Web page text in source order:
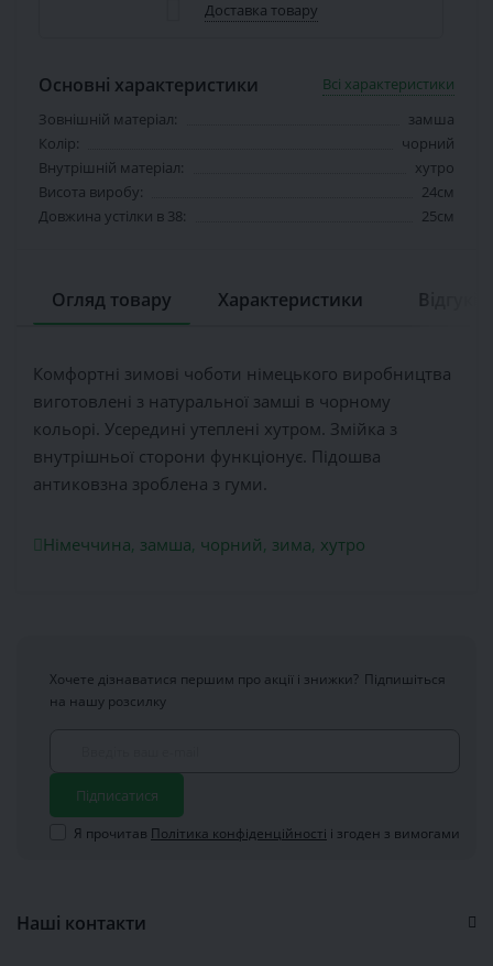
Доставка товару
Основні характеристики
Всі характеристики
Зовнішній матеріал:
замша
Колір:
чорний
Внутрішній матеріал:
хутро
Висота виробу:
24см
Довжина устілки в 38:
25см
Огляд товару Характеристики
Комфортні зимові чоботи німецького виробництва
виготовлені з натуральної замші в чорному
кольорі. Усередині утеплені хутром. Змійка з
внутрішньої сторони функціонує. Підошва
антиковзна зроблена з гуми.
Німеччина, замша, чорний, зима, хутро
Хочете дізнаватися першим про акції і знижки? Підпишіться
на нашу розсилку
Підписатися
Я прочитав Політика конфіденційності і згоден з вимогами
Наші контакти